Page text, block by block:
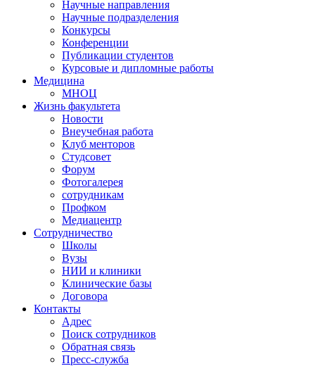
Научные направления
Научные подразделения
Конкурсы
Конференции
Публикации студентов
Курсовые и дипломные работы
Медицина
МНОЦ
Жизнь факультета
Новости
Внеучебная работа
Клуб менторов
Студсовет
Форум
Фотогалерея
сотрудникам
Профком
Медиацентр
Сотрудничество
Школы
Вузы
НИИ и клиники
Клинические базы
Договора
Контакты
Адрес
Поиск сотрудников
Обратная связь
Пресс-служба